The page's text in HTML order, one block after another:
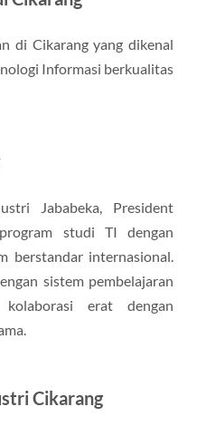
di Cikarang yang dikenal
Informasi berkualitas
Jababeka, President
studi TI dengan
berstandar internasional.
sistem pembelajaran
erat dengan
Cikarang